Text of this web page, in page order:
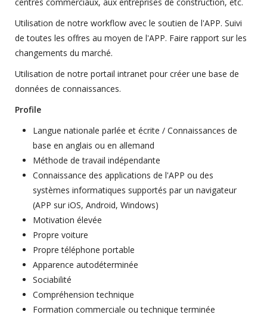
Utilisation de notre workflow avec le soutien de l'APP. Suivi
de toutes les offres au moyen de l'APP. Faire rapport sur les
changements du marché.
Utilisation de notre portail intranet pour créer une base de
données de connaissances.
Profile
Langue nationale parlée et écrite / Connaissances de
base en anglais ou en allemand
Méthode de travail indépendante
Connaissance des applications de l'APP ou des
systèmes informatiques supportés par un navigateur
(APP sur iOS, Android, Windows)
Motivation élevée
Propre voiture
Propre téléphone portable
Apparence autodéterminée
Sociabilité
Compréhension technique
Formation commerciale ou technique terminée